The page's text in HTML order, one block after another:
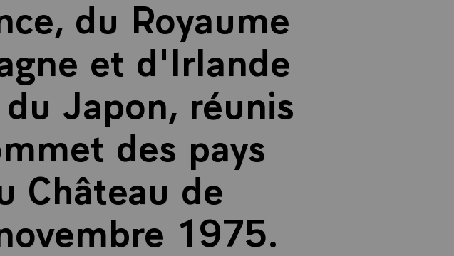
du Royaume
et d'Irlande
Japon, réunis
des pays
Château de
1975.